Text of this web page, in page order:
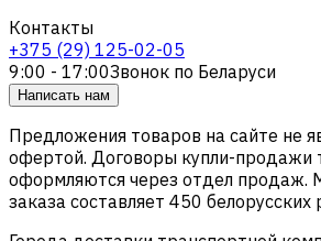
Контакты
+375 (29) 125-02-05
9:00 - 17:00Звонок по Беларуси
Написать нам
Предложения товаров на сайте не
офертой. Договоры купли-продажи
оформляются через отдел продаж.
заказа составляет 450 белорусских